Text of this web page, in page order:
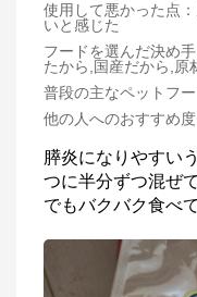
使用して悪かった点 ：
いと感じた
フードを選んだ決め
たから,国産だから,原
普段の主なペットフ
他の人へのおすすめ度
膵炎になりやすい
つに半分ずつ混ぜ
でもバクバク食べ